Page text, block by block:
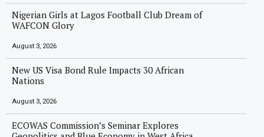
Nigerian Girls at Lagos Football Club Dream of
WAFCON Glory
August 3, 2026
New US Visa Bond Rule Impacts 30 African
Nations
August 3, 2026
ECOWAS Commission’s Seminar Explores